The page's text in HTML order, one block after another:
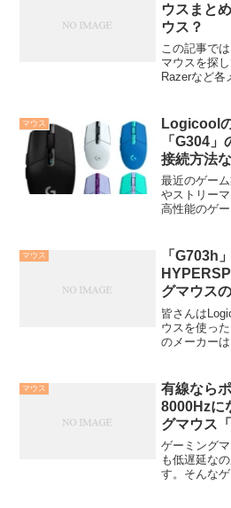
ウスまと
ウス？
この記事で
マウスを探
Razerなど各
でなく、大
とめてい...
マウス
Logicool
「G304」
接続方法
でカラー
最近のゲー
やストリー
高性能のゲ
ウスです。
徴やスペッ
マウス
「G703h
グマウス
皆さんは
ウスを使っ
のメーカー
の「G703h
マウス
有線なら
8000Hzに
グマウス
紹介！
ゲーミング
も低遅延な
す。そんな